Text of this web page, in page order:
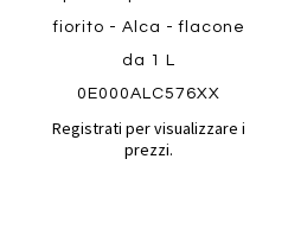
fiorito - Alca - flacone
da 1 L
0E000ALC576XX
Registrati per visualizzare i
prezzi.